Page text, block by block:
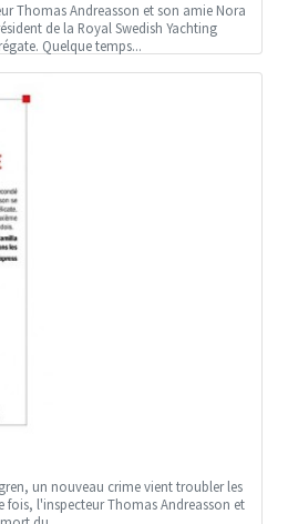
Thomas Andreasson et son amie Nora
de la Royal Swedish Yachting
Quelque temps...
un nouveau crime vient troubler les
fois, l'inspecteur Thomas Andreasson et